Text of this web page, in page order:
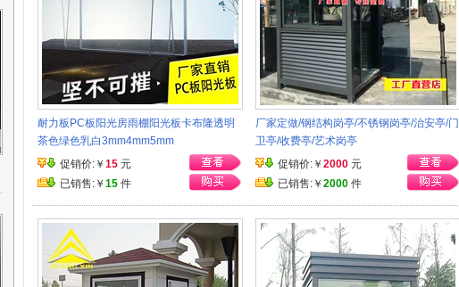
耐力板PC板阳光房雨棚阳光板卡布隆透明
茶色绿色乳白3mm4mm5mm
促销价:￥ 15 元
已销售:￥ 15 件
厂家定做/钢结构岗亭/不锈钢岗亭/治安亭/门
卫亭/收费亭/艺术岗亭
促销价:￥ 2000 元
已销售:￥ 2000 件